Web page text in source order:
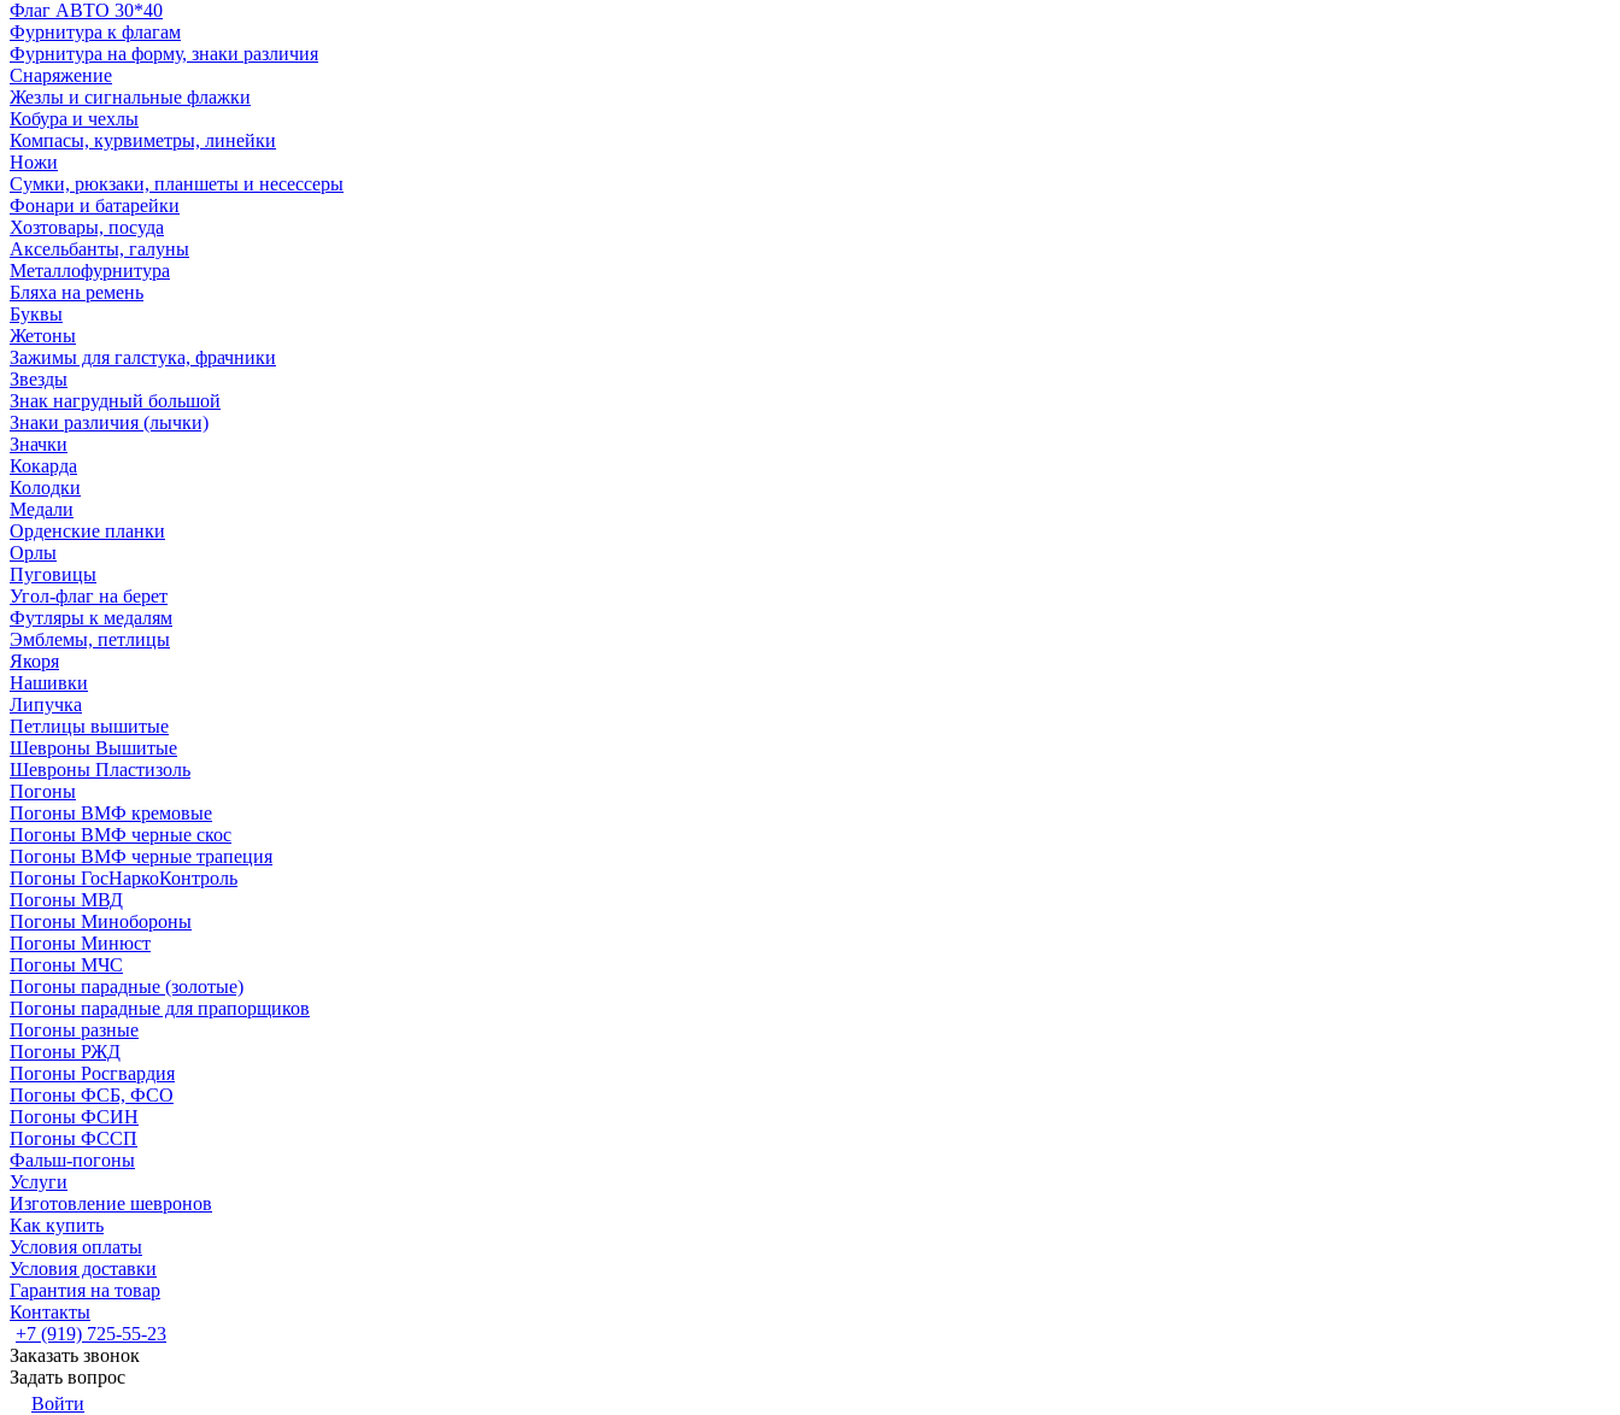
Флаг АВТО 30*40
Фурнитура к флагам
Фурнитура на форму, знаки различия
Снаряжение
Жезлы и сигнальные флажки
Кобура и чехлы
Компасы, курвиметры, линейки
Ножи
Сумки, рюкзаки, планшеты и несессеры
Фонари и батарейки
Хозтовары, посуда
Аксельбанты, галуны
Металлофурнитура
Бляха на ремень
Буквы
Жетоны
Зажимы для галстука, фрачники
Звезды
Знак нагрудный большой
Знаки различия (лычки)
Значки
Кокарда
Колодки
Медали
Орденские планки
Орлы
Пуговицы
Угол-флаг на берет
Футляры к медалям
Эмблемы, петлицы
Якоря
Нашивки
Липучка
Петлицы вышитые
Шевроны Вышитые
Шевроны Пластизоль
Погоны
Погоны ВМФ кремовые
Погоны ВМФ черные скос
Погоны ВМФ черные трапеция
Погоны ГосНаркоКонтроль
Погоны МВД
Погоны Минобороны
Погоны Минюст
Погоны МЧС
Погоны парадные (золотые)
Погоны парадные для прапорщиков
Погоны разные
Погоны РЖД
Погоны Росгвардия
Погоны ФСБ, ФСО
Погоны ФСИН
Погоны ФССП
Фальш-погоны
Услуги
Изготовление шевронов
Как купить
Условия оплаты
Условия доставки
Гарантия на товар
Контакты
+7 (919) 725-55-23
Заказать звонок
Задать вопрос
Войти